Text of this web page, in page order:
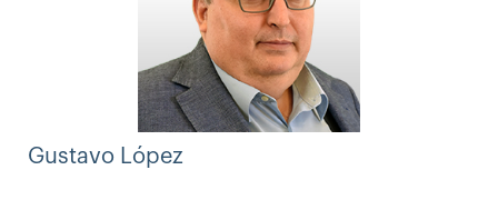
Gustavo López